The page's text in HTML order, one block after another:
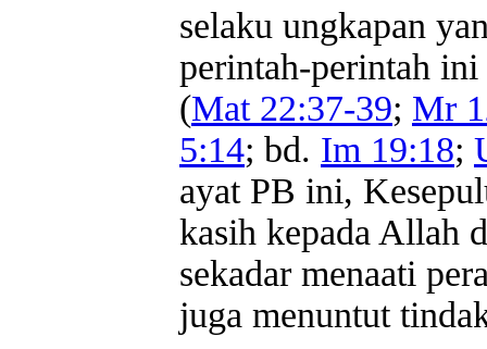
selaku ungkapan
perintah-perintah
(Mat 22:37-39; Mr
5:14; bd. Im 19:18;
ayat PB ini,
kasih kepada Allah
sekadar menaati
juga menuntut